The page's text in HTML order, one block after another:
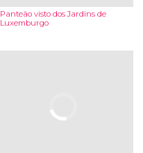
Panteão visto dos Jardins de
Luxemburgo